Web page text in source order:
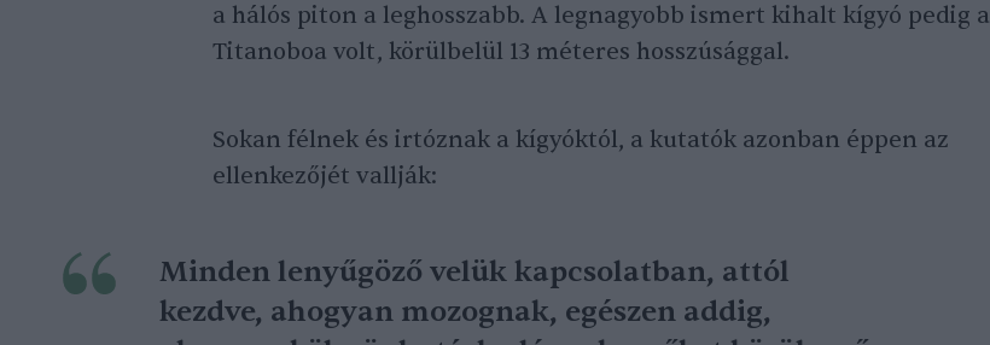
a hálós piton a leghosszabb. A legnagyobb ismert kihalt kígyó pedig a
Titanoboa volt, körülbelül 13 méteres hosszúsággal.
Sokan félnek és irtóznak a kígyóktól, a kutatók azonban éppen az
ellenkezőjét vallják:
Minden lenyűgöző velük kapcsolatban, attól
kezdve, ahogyan mozognak, egészen addig,